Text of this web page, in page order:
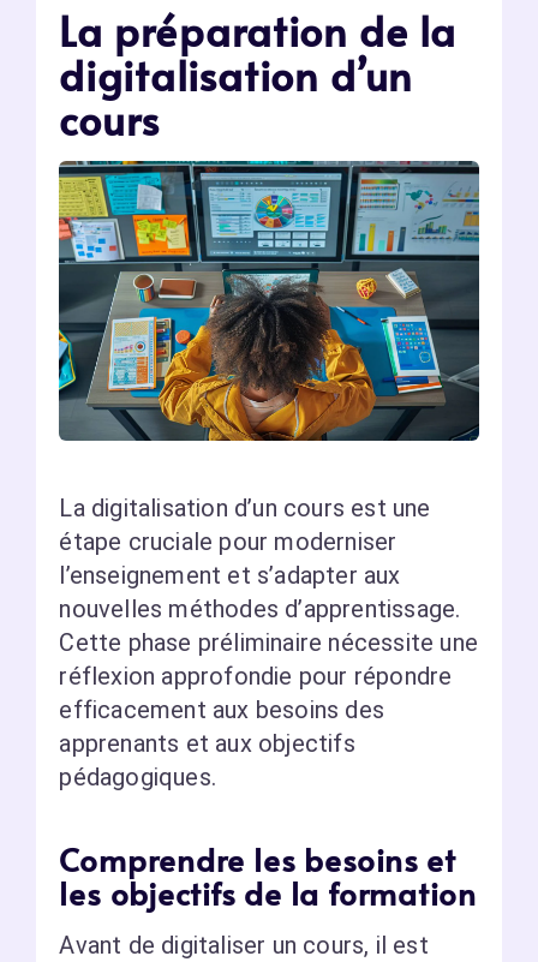
La préparation de la
digitalisation d’un
cours
La digitalisation d’un cours est une
étape cruciale pour moderniser
l’enseignement et s’adapter aux
nouvelles méthodes d’apprentissage.
Cette phase préliminaire nécessite une
réflexion approfondie pour répondre
efficacement aux besoins des
apprenants et aux objectifs
pédagogiques.
Comprendre les besoins et
les objectifs de la formation
Avant de digitaliser un cours, il est